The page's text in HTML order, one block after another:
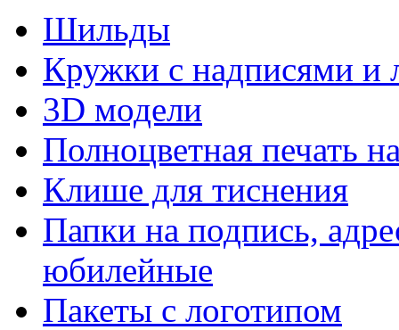
Шильды
Кружки с надписями и
3D модели
Полноцветная печать
Клише для тиснения
Папки на подпись,
юбилейные
Пакеты с логотипом